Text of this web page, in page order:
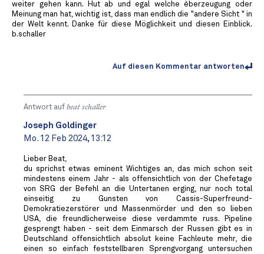
weiter gehen kann. Hut ab und egal welche èberzeugung oder
Meinung man hat, wichtig ist, dass man endlich die "andere Sicht " in
der Welt kennt. Danke für diese Möglichkeit und diesen Einblick.
b.schaller
Auf diesen Kommentar antworten
Antwort auf beat schaller
Joseph Goldinger
Mo. 12 Feb 2024, 13:12
Lieber Beat,
du sprichst etwas eminent Wichtiges an, das mich schon seit
mindestens einem Jahr - als offensichtlich von der Chefetage
von SRG der Befehl an die Untertanen erging, nur noch total
einseitig zu Gunsten von Cassis-Superfreund-
Demokratiezerstörer und Massenmörder und den so lieben
USA, die freundlicherweise diese verdammte russ. Pipeline
gesprengt haben - seit dem Einmarsch der Russen gibt es in
Deutschland offensichtlich absolut keine Fachleute mehr, die
einen so einfach feststellbaren Sprengvorgang untersuchen